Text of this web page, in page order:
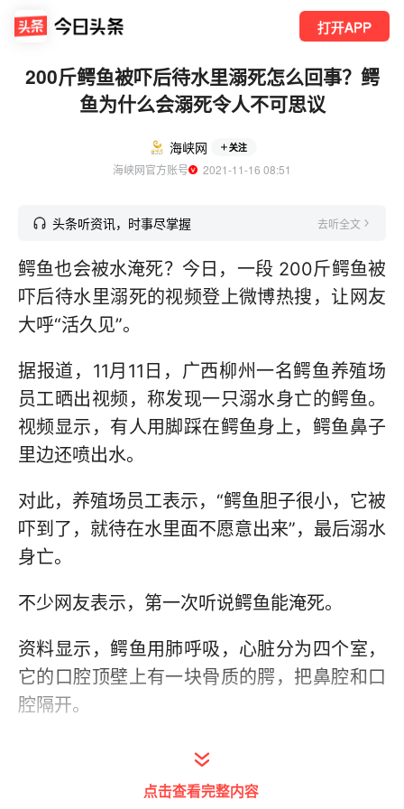
打开APP
200斤鳄鱼被吓后待水里溺死怎么回事？鳄
鱼为什么会溺死令人不可思议
海峡网 关注
海峡网官方账号
  2021-11-16 08:51
头条听资讯，时事尽掌握 去听全文
鳄鱼也会被水淹死？今日，一段 200斤鳄鱼被
吓后待水里溺死的视频登上微博热搜，让网友
大呼“活久见”。
据报道，11月11日，广西柳州一名鳄鱼养殖场
员工晒出视频，称发现一只溺水身亡的鳄鱼。
视频显示，有人用脚踩在鳄鱼身上，鳄鱼鼻子
里边还喷出水。
对此，养殖场员工表示，“鳄鱼胆子很小，它被
吓到了，就待在水里面不愿意出来”，最后溺水
身亡。
不少网友表示，第一次听说鳄鱼能淹死。
资料显示，鳄鱼用肺呼吸，心脏分为四个室，
它的口腔顶壁上有一块骨质的腭，把鼻腔和口
腔隔开。
由于鳄鱼的鼻孔位于上端的背面，里面有瓣
膜，所以在它潜入水中时，瓣膜自动关闭，可
点击查看完整内容